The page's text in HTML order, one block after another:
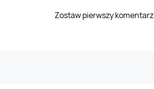
Zostaw pierwszy komentarz